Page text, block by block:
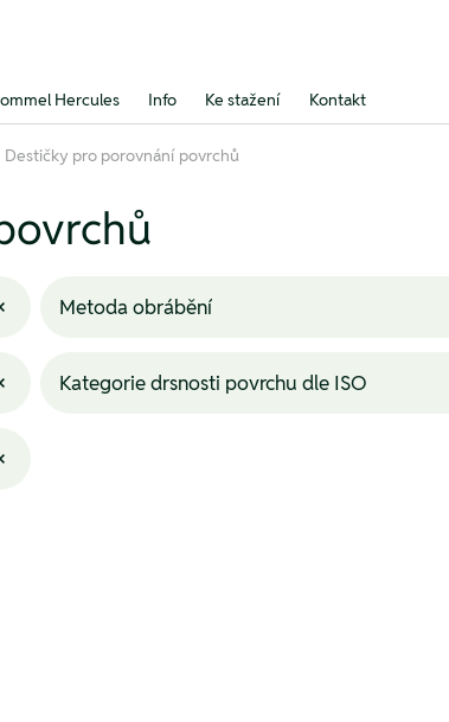
Hercules Info Ke stažení Kontakt
Destičky pro porovnání povrchů
Metoda obrábění
Kategorie drsnosti povrchu dle ISO